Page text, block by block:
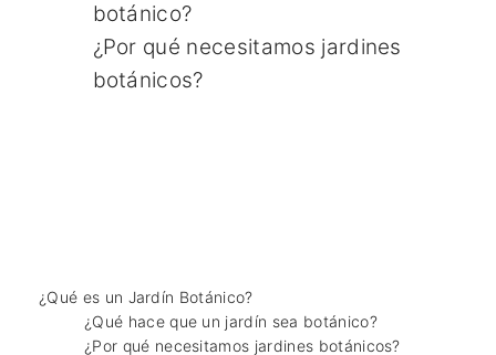
botánico?
¿Por qué necesitamos jardines
botánicos?
¿Qué es un Jardín Botánico?
¿Qué hace que un jardín sea botánico?
¿Por qué necesitamos jardines botánicos?